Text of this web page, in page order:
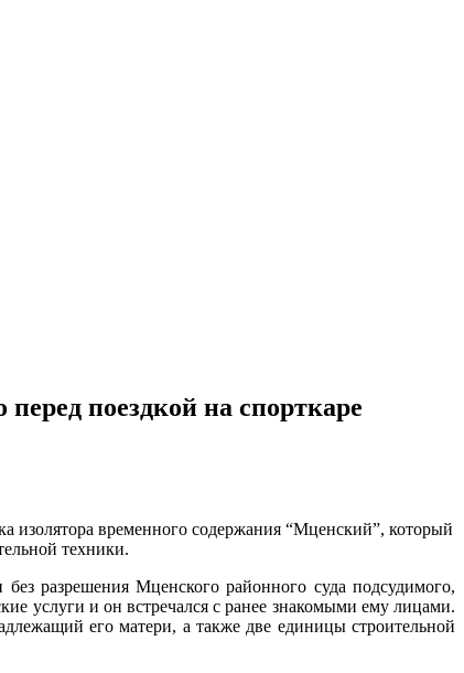
поездкой на спорткаре
изолятора временного содержания “Мценский”, который
техники.
разрешения Мценского районного суда подсудимого,
услуги и он встречался с ранее знакомыми ему лицами.
его матери, а также две единицы строительной